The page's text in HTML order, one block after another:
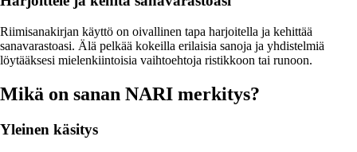
Riimisanakirjan käyttö on oivallinen tapa harjoitella ja kehittää
sanavarastoasi. Älä pelkää kokeilla erilaisia sanoja ja yhdistelmiä
löytääksesi mielenkiintoisia vaihtoehtoja ristikkoon tai runoon.
Mikä on sanan NARI merkitys?
Yleinen käsitys